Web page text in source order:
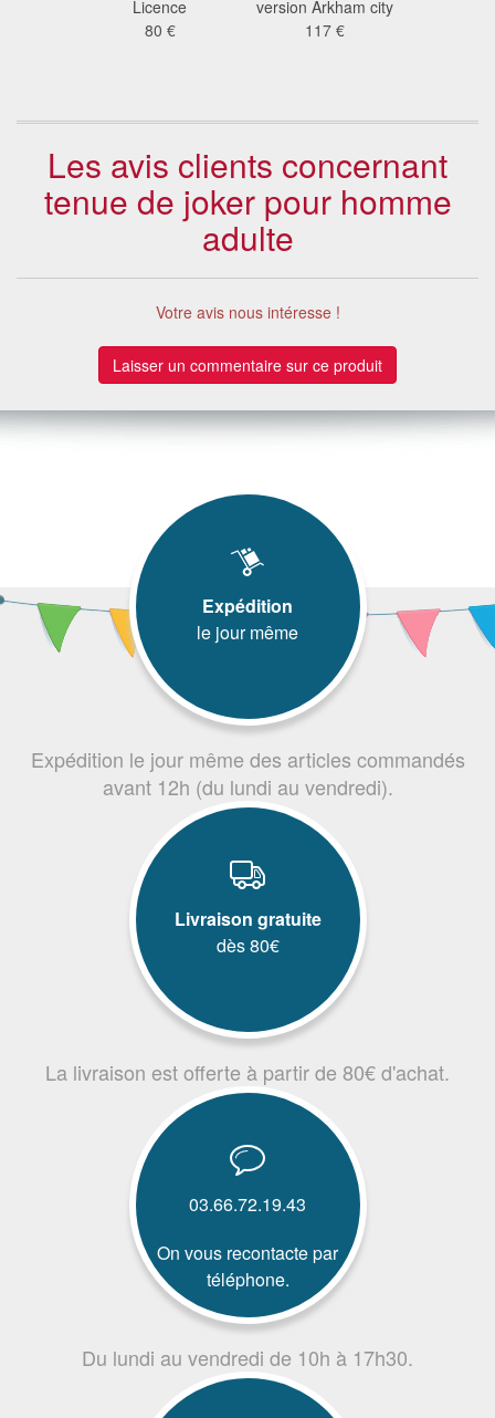
Licence
80 €
version Arkham city
117 €
Les avis clients concernant
tenue de joker pour homme
adulte
Votre avis nous intéresse !
Laisser un commentaire sur ce produit
Expédition
le jour même
Expédition le jour même des articles commandés
avant 12h (du lundi au vendredi).
Livraison gratuite
dès 80€
La livraison est offerte à partir de 80€ d'achat.
03.66.72.19.43
On vous recontacte par
téléphone.
Du lundi au vendredi de 10h à 17h30.